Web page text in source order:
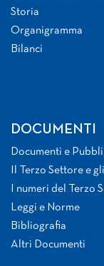
Storia
Organigramma
Bilanci
DOCUMENTI
Documenti e
Il Terzo Settore e
I numeri del Terzo
Leggi e Norme
Bibliografia
Altri Documenti